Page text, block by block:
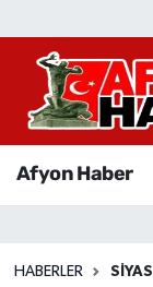
Afyon Haber
HABERLER
Afyon